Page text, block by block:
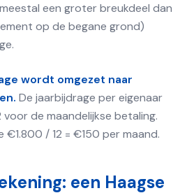
een groter breukdeel dan
op de begane grond)
wordt omgezet naar
De jaarbijdrage per eigenaar
de maandelijkse betaling.
/ 12 = €150 per maand.
een Haagse